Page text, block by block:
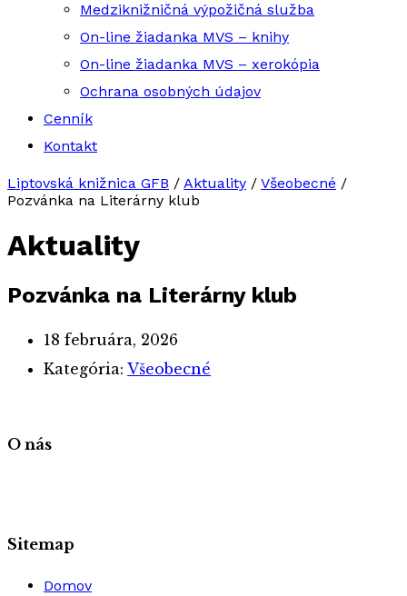
Medziknižničná výpožičná služba
On-line žiadanka MVS – knihy
On-line žiadanka MVS – xerokópia
Ochrana osobných údajov
Cenník
Kontakt
Liptovská knižnica GFB / Aktuality / Všeobecné /
Pozvánka na Literárny klub
Aktuality
Pozvánka na Literárny klub
18 februára, 2026
Kategória: Všeobecné
O nás
Sitemap
Domov